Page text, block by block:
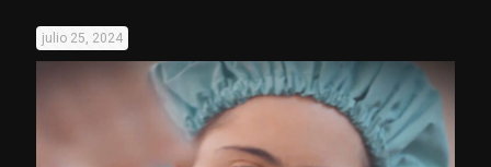
julio 25, 2024